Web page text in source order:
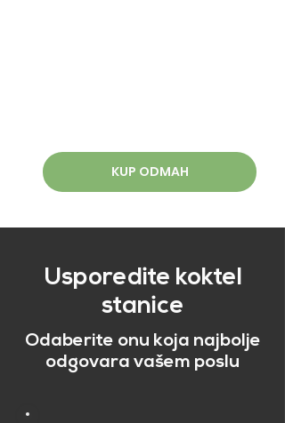
KUP ODMAH
Usporedite koktel
stanice
Odaberite onu koja najbolje
odgovara vašem poslu